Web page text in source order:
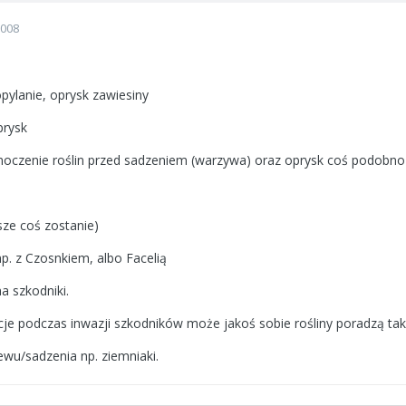
oprysk zawiesiny
roślin przed sadzeniem (warzywa) oraz oprysk coś
coś zostanie)
z Czosnkiem, albo Facelią
szkodniki.
podczas inwazji szkodników może jakoś sobie rośliny poradzą
sadzenia np. ziemniaki.